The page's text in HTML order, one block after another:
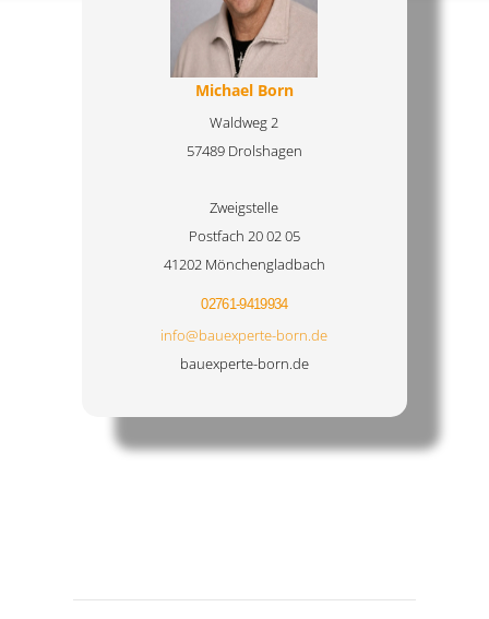
Michael Born
Waldweg 2
57489 Drolshagen
Zweigstelle
Postfach 20 02 05
41202 Mönchengladbach
02761-9419934
info@bauexperte-born.de
bauexperte-born.de